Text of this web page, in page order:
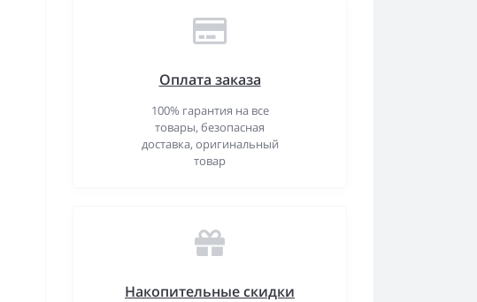
Оплата заказа
100% гарантия на все
товары, безопасная
доставка, оригинальный
товар
Накопительные скидки